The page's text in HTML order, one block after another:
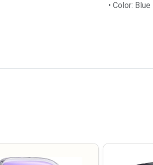
• Color: Blue